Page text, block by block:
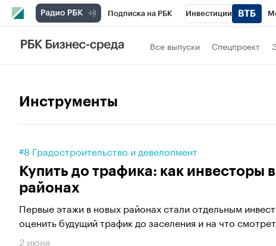
Подписка на РБК Инвестиции
РБК Вино Все выпуски Спецпроект
Инструменты
#8 Градостроительство и девелопмент
Купить до трафика: как
районах
Первые этажи в новых районах стали отдельным
оценить будущий трафик до заселения и на что
2 июня